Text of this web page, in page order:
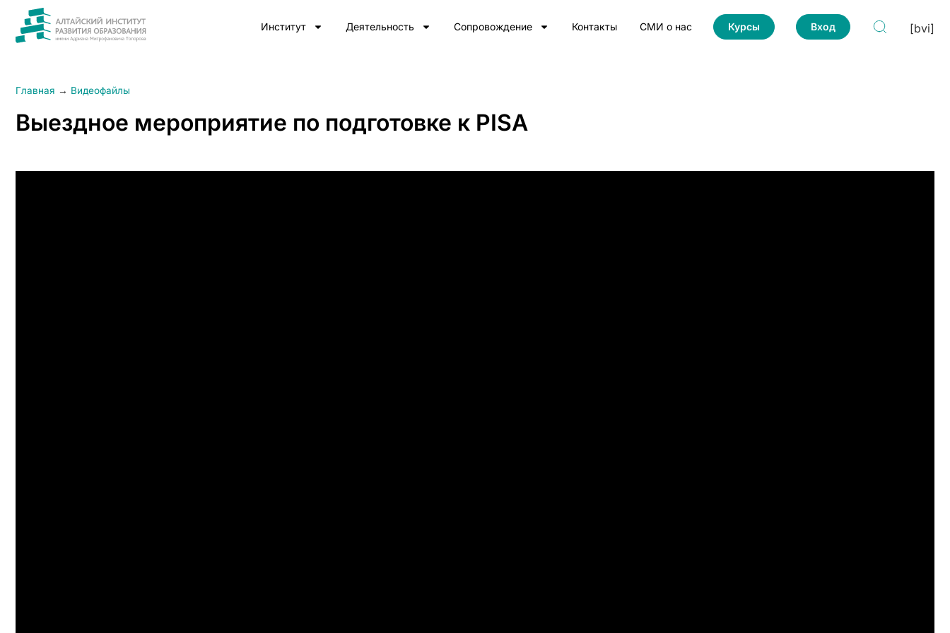
Институт Деятельность Сопровождение Контакты СМИ о нас Курсы Вход [bvi]
Главная → Видеофайлы
Выездное мероприятие по подготовке к PISA